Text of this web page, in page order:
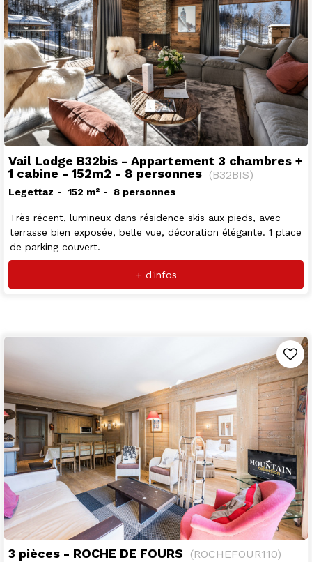
Vail Lodge B32bis - Appartement 3 chambres +
1 cabine - 152m2 - 8 personnes (B32BIS)
Legettaz 152 m² 8 personnes
Très récent, lumineux dans résidence skis aux pieds, avec
terrasse bien exposée, belle vue, décoration élégante. 1 place
de parking couvert.
+ d'infos
3 pièces - ROCHE DE FOURS (ROCHEFOUR110)